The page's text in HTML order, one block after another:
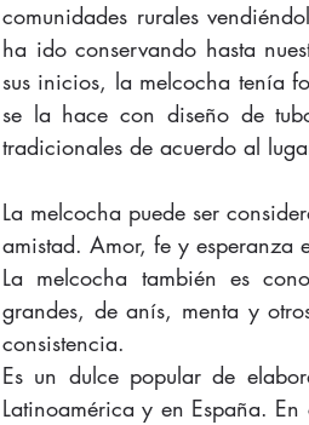
comunidades rurales
ha ido conservando hasta
sus inicios, la melcocha tenía
se la hace con diseño de
tradicionales de acuerdo al
La melcocha puede ser
amistad. Amor, fe y esperanza
La melcocha también es
grandes, de anís, menta y
consistencia.
Es un dulce popular de
Latinoamérica y en España.